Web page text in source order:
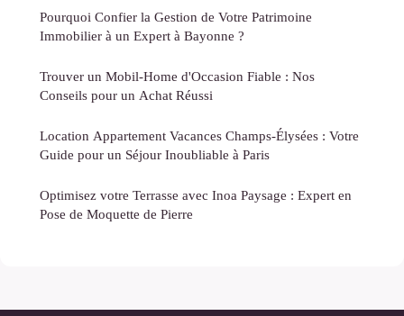
Pourquoi Confier la Gestion de Votre Patrimoine
Immobilier à un Expert à Bayonne ?
Trouver un Mobil-Home d'Occasion Fiable : Nos
Conseils pour un Achat Réussi
Location Appartement Vacances Champs-Élysées : Votre
Guide pour un Séjour Inoubliable à Paris
Optimisez votre Terrasse avec Inoa Paysage : Expert en
Pose de Moquette de Pierre